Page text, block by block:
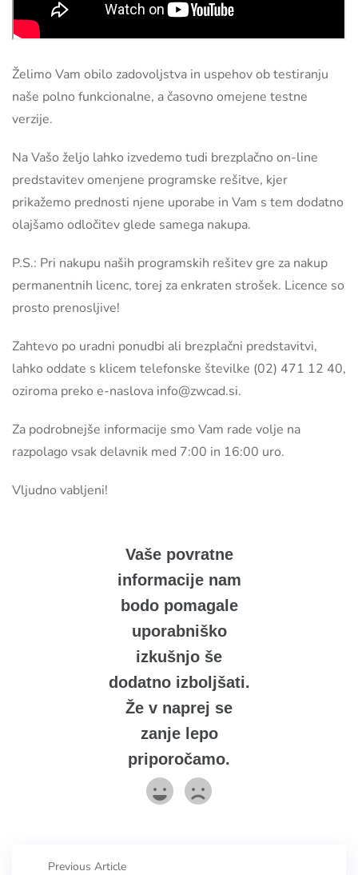
Želimo Vam obilo zadovoljstva in uspehov ob testiranju
naše polno funkcionalne, a časovno omejene testne
verzije.
Na Vašo željo lahko izvedemo tudi brezplačno on-line
predstavitev omenjene programske rešitve, kjer
prikažemo prednosti njene uporabe in Vam s tem dodatno
olajšamo odločitev glede samega nakupa.
P.S.: Pri nakupu naših programskih rešitev gre za nakup
permanentnih licenc, torej za enkraten strošek. Licence so
prosto prenosljive!
Zahtevo po uradni ponudbi ali brezplačni predstavitvi,
lahko oddate s klicem telefonske številke (02) 471 12 40,
oziroma preko e-naslova info@zwcad.si.
Za podrobnejše informacije smo Vam rade volje na
razpolago vsak delavnik med 7:00 in 16:00 uro.
Vljudno vabljeni!
Vaše povratne
informacije nam
bodo pomagale
uporabniško
izkušnjo še
dodatno izboljšati.
Že v naprej se
zanje lepo
priporočamo.
Previous Article